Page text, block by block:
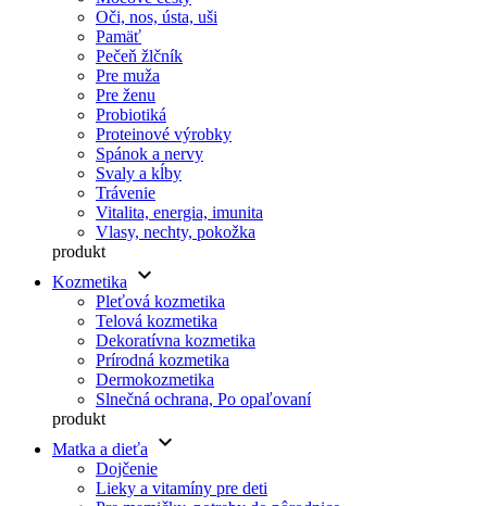
Oči, nos, ústa, uši
Pamäť
Pečeň žlčník
Pre muža
Pre ženu
Probiotiká
Proteinové výrobky
Spánok a nervy
Svaly a kĺby
Trávenie
Vitalita, energia, imunita
Vlasy, nechty, pokožka
produkt
Kozmetika
keyboard_arrow_down
Pleťová kozmetika
Telová kozmetika
Dekoratívna kozmetika
Prírodná kozmetika
Dermokozmetika
Slnečná ochrana, Po opaľovaní
produkt
Matka a dieťa
keyboard_arrow_down
Dojčenie
Lieky a vitamíny pre deti